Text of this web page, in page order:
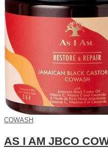
COWASH
AS I AM JBCO